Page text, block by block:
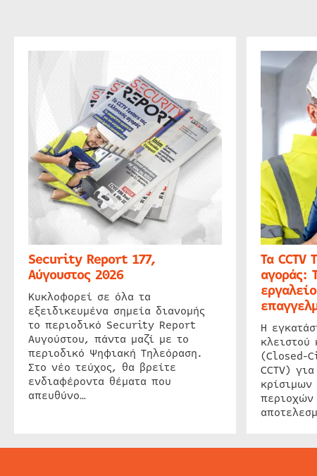
Security Report 177,
Αύγουστος 2026
Κυκλοφορεί σε όλα τα
εξειδικευμένα σημεία διανομής
το περιοδικό Security Report
Αυγούστου, πάντα μαζί με το
περιοδικό Ψηφιακή Τηλεόραση.
Στο νέο τεύχος, θα βρείτε
ενδιαφέροντα θέματα που
απευθύνο…
Τα CCTV
αγοράς:
Η
κλειστού
(Closed-
CCTV)
περιοχών